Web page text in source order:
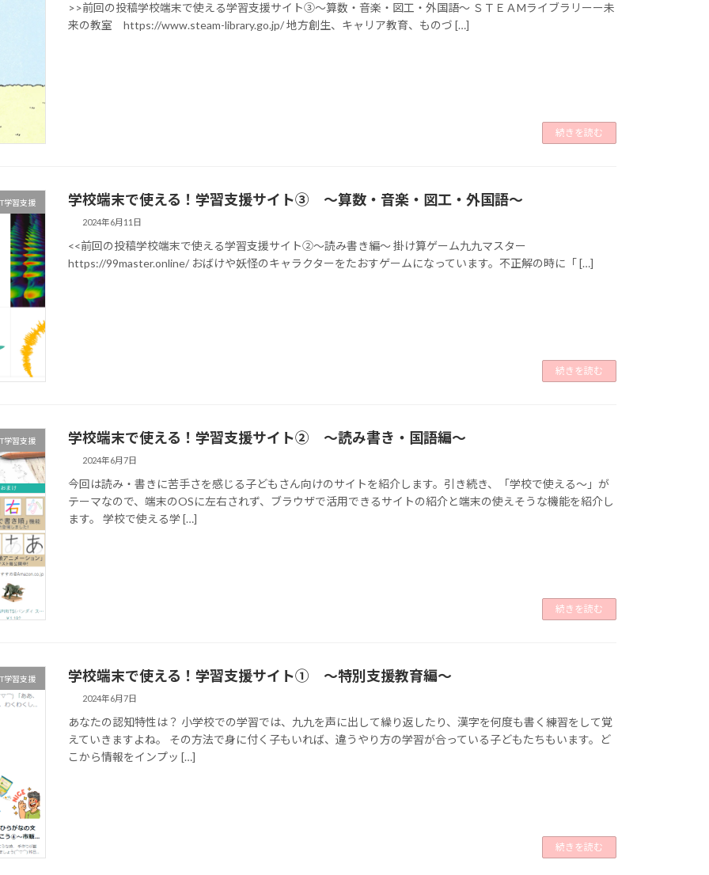
>>前回の投稿学校端末で使える学習支援サイト③～算数・音楽・図工・外国語～ ＳＴＥＡMライブラリーー未
来の教室 https://www.steam-library.go.jp/ 地方創生、キャリア教育、ものづ […]
続きを読む
学習支援 学校端末で使える！学習支援サイト③ ～算数・音楽・図工・外国語～
2024年6月11日
<<前回の投稿学校端末で使える学習支援サイト②～読み書き編～ 掛け算ゲーム九九マスター
https://99master.online/ おばけや妖怪のキャラクターをたおすゲームになっています。不正解の時に「 […]
続きを読む
学習支援 学校端末で使える！学習支援サイト② ～読み書き・国語編～
2024年6月7日
今回は読み・書きに苦手さを感じる子どもさん向けのサイトを紹介します。引き続き、「学校で使える～」が
テーマなので、端末のOSに左右されず、ブラウザで活用できるサイトの紹介と端末の使えそうな機能を紹介し
ます。 学校で使える学 […]
続きを読む
学習支援 学校端末で使える！学習支援サイト① ～特別支援教育編～
2024年6月7日
あなたの認知特性は？ 小学校での学習では、九九を声に出して繰り返したり、漢字を何度も書く練習をして覚
えていきますよね。 その方法で身に付く子もいれば、違うやり方の学習が合っている子どもたちもいます。ど
こから情報をインプッ […]
続きを読む